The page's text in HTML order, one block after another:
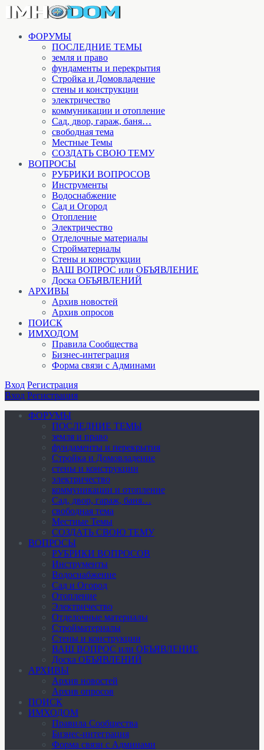
ФОРУМЫ
ПОСЛЕДНИЕ ТЕМЫ
земля и право
фундаменты и перекрытия
Стройка и Домовладение
стены и конструкции
электричество
коммуникации и отопление
Cад, двор, гараж, баня…
свободная тема
Местные Темы
СОЗДАТЬ СВОЮ ТЕМУ
ВОПРОСЫ
РУБРИКИ ВОПРОСОВ
Инструменты
Водоснабжение
Сад и Огород
Отопление
Электричество
Отделочные материалы
Стройматериалы
Стены и конструкции
ВАШ ВОПРОС или ОБЪЯВЛЕНИЕ
Доска ОБЪЯВЛЕНИЙ
АРХИВЫ
Архив новостей
Архив опросов
ПОИСК
ИМХОДОМ
Правила Сообщества
Бизнес-интеграция
Форма связи с Админами
Вход Регистрация
Вход Регистрация
ФОРУМЫ
ПОСЛЕДНИЕ ТЕМЫ
земля и право
фундаменты и перекрытия
Стройка и Домовладение
стены и конструкции
электричество
коммуникации и отопление
Cад, двор, гараж, баня…
свободная тема
Местные Темы
СОЗДАТЬ СВОЮ ТЕМУ
ВОПРОСЫ
РУБРИКИ ВОПРОСОВ
Инструменты
Водоснабжение
Сад и Огород
Отопление
Электричество
Отделочные материалы
Стройматериалы
Стены и конструкции
ВАШ ВОПРОС или ОБЪЯВЛЕНИЕ
Доска ОБЪЯВЛЕНИЙ
АРХИВЫ
Архив новостей
Архив опросов
ПОИСК
ИМХОДОМ
Правила Сообщества
Бизнес-интеграция
Форма связи с Админами